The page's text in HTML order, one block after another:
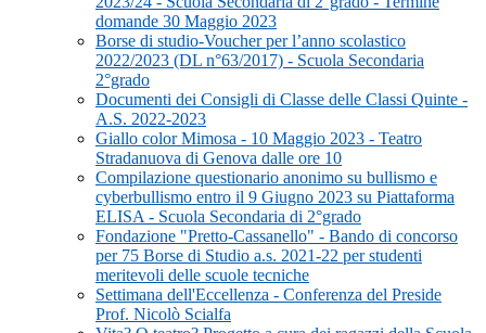
domande 30 Maggio 2023
Borse di studio-Voucher per l’anno scolastico
2022/2023 (DL n°63/2017) - Scuola Secondaria
2°grado
Documenti dei Consigli di Classe delle Classi Quinte -
A.S. 2022-2023
Giallo color Mimosa - 10 Maggio 2023 - Teatro
Stradanuova di Genova dalle ore 10
Compilazione questionario anonimo su bullismo e
cyberbullismo entro il 9 Giugno 2023 su Piattaforma
ELISA - Scuola Secondaria di 2°grado
Fondazione "Pretto-Cassanello" - Bando di concorso
per 75 Borse di Studio a.s. 2021-22 per studenti
meritevoli delle scuole tecniche
Settimana dell'Eccellenza - Conferenza del Preside
Prof. Nicolò Scialfa